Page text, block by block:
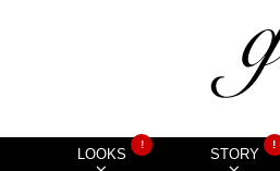
LOOKS
!
STORY
!